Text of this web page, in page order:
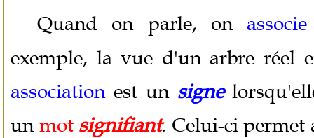
Quand on parle, on associe
exemple, la vue d'un arbre réel
associationest un signe
un mot signifiant. Celui-ci permet